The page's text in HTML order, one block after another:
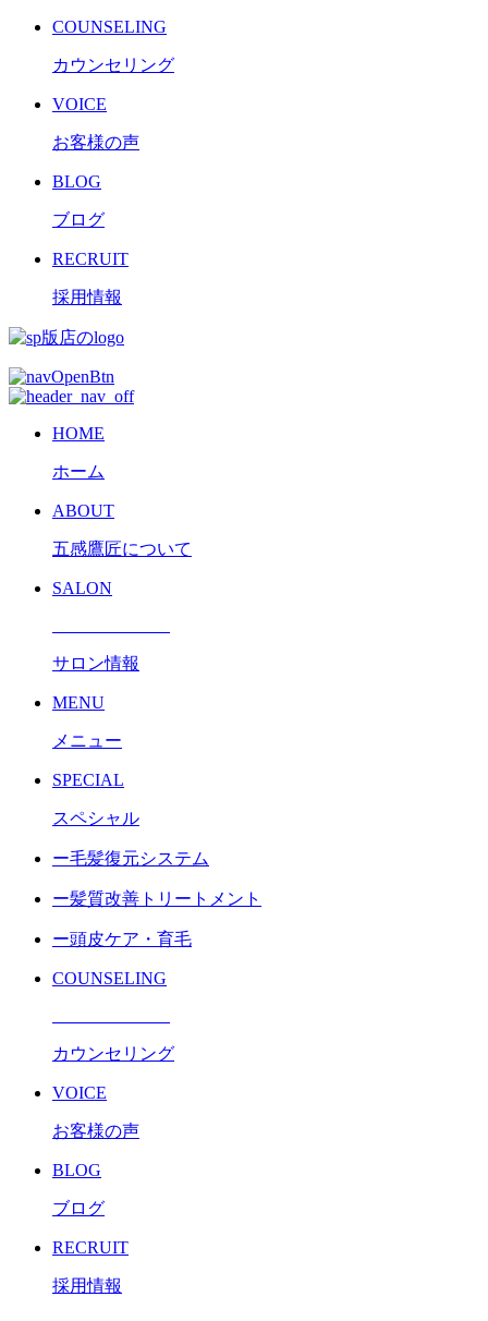
COUNSELING
カウンセリング
VOICE
お客様の声
BLOG
ブログ
RECRUIT
採用情報
HOME
ホーム
ABOUT
五感鷹匠について
SALON
サロン情報
MENU
メニュー
SPECIAL
スペシャル
ー毛髪復元システム
ー髪質改善トリートメント
ー頭皮ケア・育毛
COUNSELING
カウンセリング
VOICE
お客様の声
BLOG
ブログ
RECRUIT
採用情報